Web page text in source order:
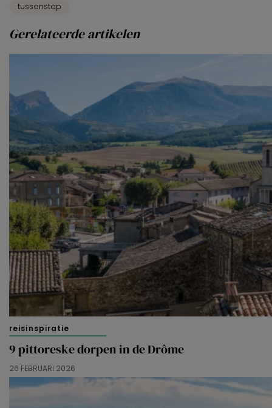
tussenstop
Gerelateerde artikelen
reisinspiratie
9 pittoreske dorpen in de Drôme
26 FEBRUARI 2026